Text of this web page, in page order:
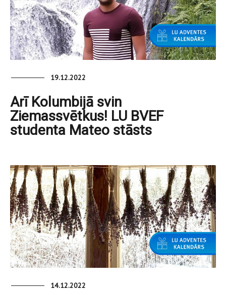
19.12.2022
Arī Kolumbijā svin
Ziemassvētkus! LU BVEF
studenta Mateo stāsts
14.12.2022